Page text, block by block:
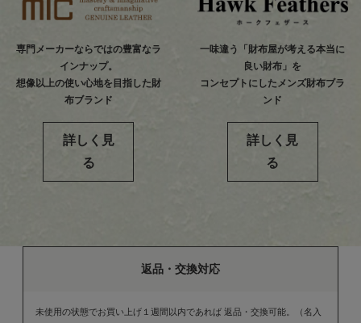
専門メーカーならではの豊富なラ
インナップ。
想像以上の使い心地を目指した財
布ブランド
詳しく見
る
一味違う「財布屋が考える本当に
良い財布」を
コンセプトにしたメンズ財布ブラ
ンド
詳しく見
る
返品・交換対応
未使用の状態でお買い上げ１週間以内であれば 返品・交換可能。（名入